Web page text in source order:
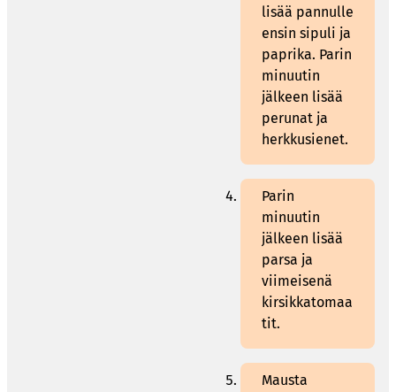
lisää pannulle
ensin sipuli ja
paprika. Parin
minuutin
jälkeen lisää
perunat ja
herkkusienet.
Parin
minuutin
jälkeen lisää
parsa ja
viimeisenä
kirsikkatomaa
tit.
Mausta